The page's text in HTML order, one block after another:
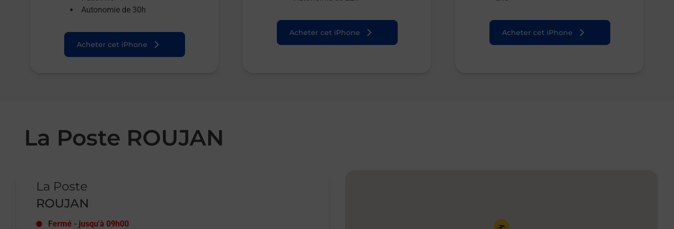
Autonomie de 30h
Acheter cet iPhone
Acheter cet iPhone Acheter cet iPhone
La Poste ROUJAN
La Poste
ROUJAN
Fermé - jusqu'à 09h00
Pin de la carte